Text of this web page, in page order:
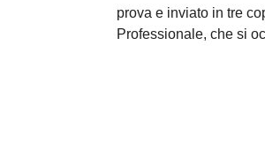
prova e inviato in tre
Professionale, che si